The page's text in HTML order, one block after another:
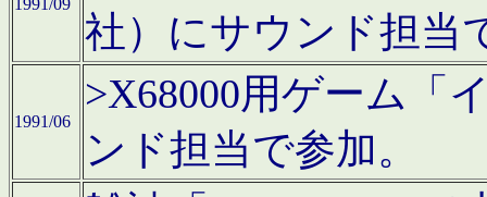
社）にサウンド担当
1991/06
>X68000用ゲーム「
ンド担当で参加。